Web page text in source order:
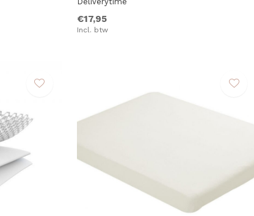
€17,95
Incl. btw